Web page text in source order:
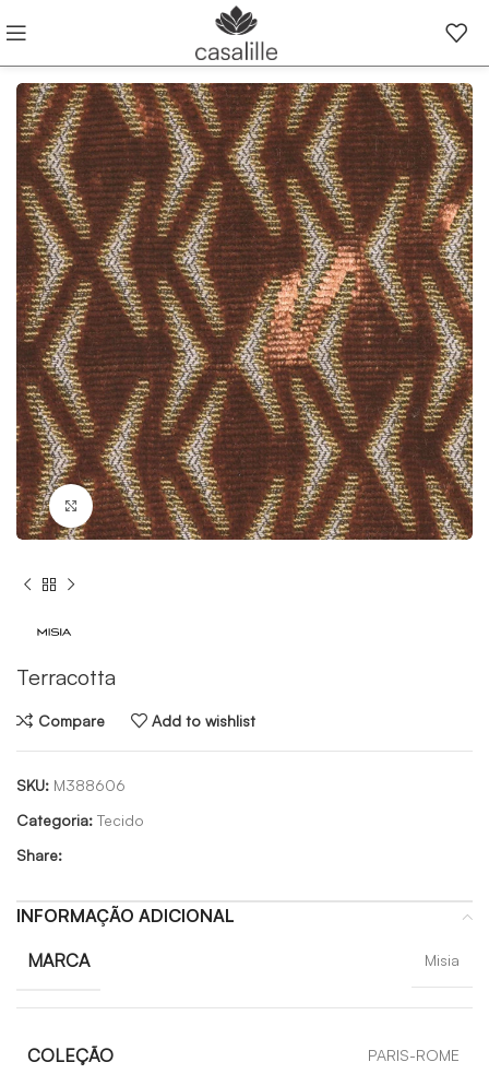
Click to enlarge
Terracotta
Compare Add to wishlist
SKU: M388606
Categoria: Tecido
Share:
INFORMAÇÃO ADICIONAL
MARCA Misia
COLEÇÃO PARIS-ROME